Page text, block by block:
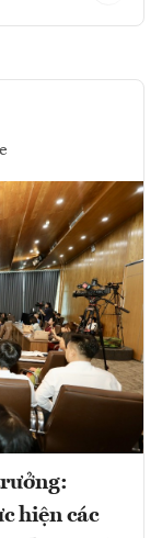
hiện các